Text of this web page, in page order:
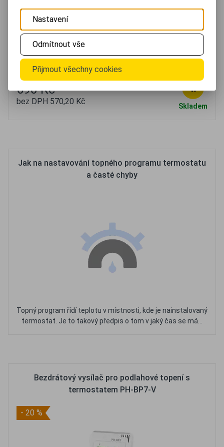
Bezdrátový pokojový termostat s velkým přehledným
displejem pro ovládání topné soustavy nebo topných těles
na AA baterie....
690 Kč
bez DPH 570,20 Kč Skladem
Jak na nastavování topného programu termostatu
a časté chyby
Topný program řídí teplotu v místnosti, kde je nainstalovaný
termostat. Je to takový předpis o tom v jaký čas se má...
Bezdrátový vysílač pro podlahové topení s
termostatem PH-BP7-V
- 20 %
Nastavení
Odmítnout vše
Přijmout všechny cookies